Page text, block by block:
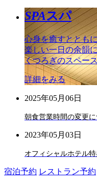
SPAスパ
心身を癒すととも
楽しい一日の余韻
くつろぎのスペー
詳細をみる
2025年05月06日
朝食営業時間の変更に
2023年05月03日
オフィシャルホテル
宿泊予約 レストラン予約